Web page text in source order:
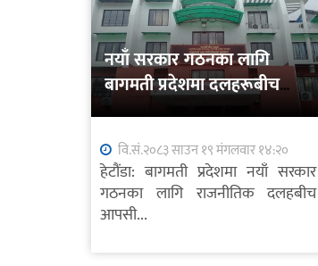
नयाँ सरकार गठनका लागि
बागमती प्रदेशमा दलहरूबीच
छलफल तीव्र
वि.सं.२०८३ साउन १९ मंगलवार १४:२०
हेटौंडा: बागमती प्रदेशमा नयाँ सरकार
गठनका लागि राजनीतिक दलहबीच
आपसी...